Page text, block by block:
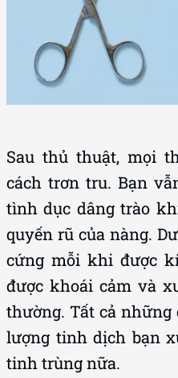
Sau thủ thuật, mọi
cách trơn tru. Bạn
tình dục dâng trào
quyến rũ của nàng.
cứng mỗi khi được
được khoái cảm và
thường. Tất cả
lượng tinh dịch bạn
tinh trùng nữa.